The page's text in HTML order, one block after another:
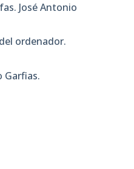
José Antonio
ordenador.
Garfias.